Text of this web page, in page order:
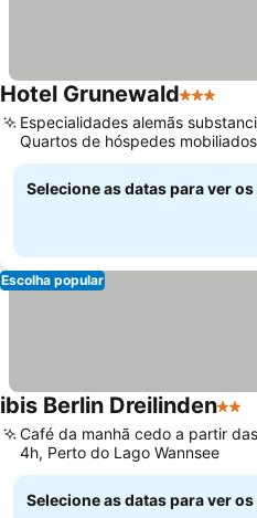
Hotel Grunewald3 Estrelas
Especialidades alemãs
Quartos de hóspedes mobiliados
individualmente
Selecione as datas para ver
Escolha popular
ibis Berlin Dreilinden2
Café da manhã cedo a partir das
4h, Perto do Lago Wannsee
Selecione as datas para ver